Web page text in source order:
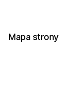
Mapa strony